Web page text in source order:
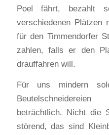
Poel fährt, bezahlt
verschiedenen Plätzen
für den Timmendorfer
zahlen, falls er den
drauffahren will.
Für uns mindern
beträchtlich. Nicht die
störend, das sind